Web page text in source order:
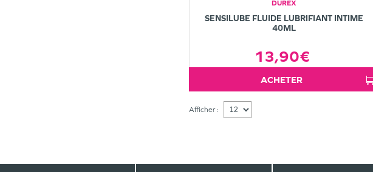
DUREX
SENSILUBE FLUIDE LUBRIFIANT INTIME
40ML
13,90€
ACHETER
Afficher :